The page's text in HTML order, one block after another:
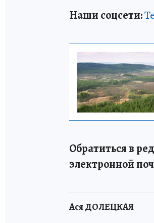
Наши соцсети:
Обратиться в
электронной
Ася ДОЛЕЦКАЯ